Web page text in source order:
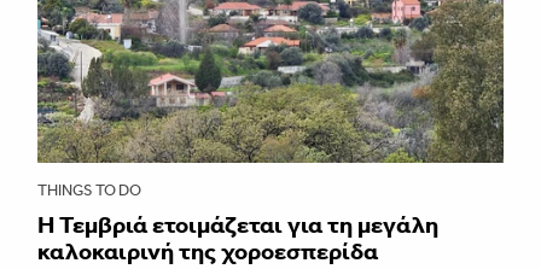
THINGS TO DO
Η Τεμβριά ετοιμάζεται για τη μεγάλη
καλοκαιρινή της χοροεσπερίδα